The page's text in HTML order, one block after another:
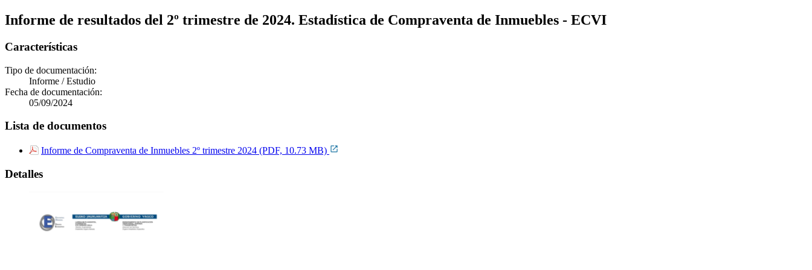
Informe de resultados del 2º trimestre de 2024. Estadística de Compraventa de Inmuebles - ECVI
Características
Tipo de documentación:
Informe / Estudio
Fecha de documentación:
05/09/2024
Lista de documentos
Informe de Compraventa de Inmuebles 2º trimestre 2024 (PDF, 10.73 MB)
Detalles